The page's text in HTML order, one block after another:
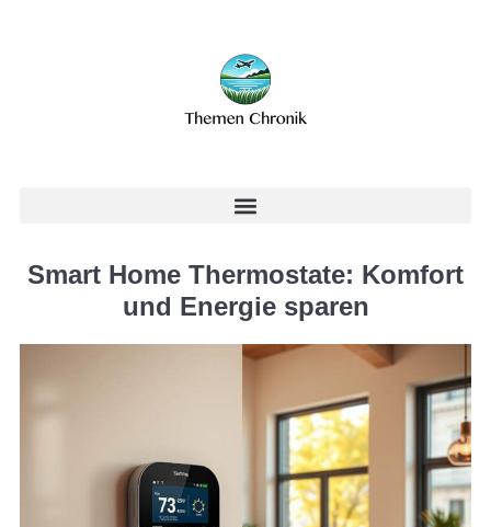
Smart Home Thermostate: Komfort
und Energie sparen